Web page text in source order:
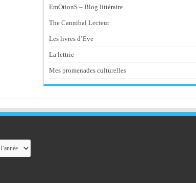
EmOtionS – Blog littéraire
The Cannibal Lecteur
Les livres d’Eve
La lettrie
Mes promenades culturelles